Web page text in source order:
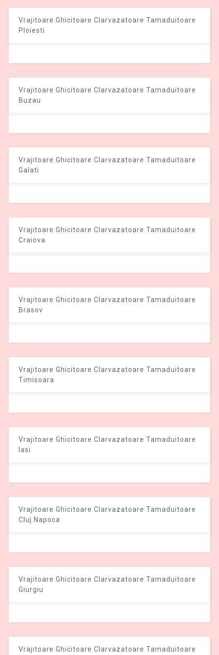
Vrajitoare Ghicitoare Clarvazatoare Tamaduitoare
Ploiesti
Vrajitoare Ghicitoare Clarvazatoare Tamaduitoare
Buzau
Vrajitoare Ghicitoare Clarvazatoare Tamaduitoare
Galati
Vrajitoare Ghicitoare Clarvazatoare Tamaduitoare
Craiova
Vrajitoare Ghicitoare Clarvazatoare Tamaduitoare
Brasov
Vrajitoare Ghicitoare Clarvazatoare Tamaduitoare
Timisoara
Vrajitoare Ghicitoare Clarvazatoare Tamaduitoare
Iasi
Vrajitoare Ghicitoare Clarvazatoare Tamaduitoare
Cluj Napoca
Vrajitoare Ghicitoare Clarvazatoare Tamaduitoare
Giurgiu
Vrajitoare Ghicitoare Clarvazatoare Tamaduitoare